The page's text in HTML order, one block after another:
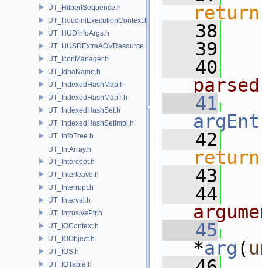
UT_HilbertSequence.h
UT_HoudiniExecutionContext.h
UT_HUDInfoArgs.h
UT_HUSDExtraAOVResource.h
UT_IconManager.h
UT_IdnaName.h
UT_IndexedHashMap.h
UT_IndexedHashMapT.h
UT_IndexedHashSet.h
UT_IndexedHashSetImpl.h
UT_InfoTree.h
UT_IntArray.h
UT_Intercept.h
UT_Interleave.h
UT_Interrupt.h
UT_Interval.h
UT_IntrusivePtr.h
UT_IOContext.h
UT_IOObject.h
UT_IOS.h
UT_IOTable.h
return
   38
   39
   40
   41
   42
return
   43
   44
   45
*arg (